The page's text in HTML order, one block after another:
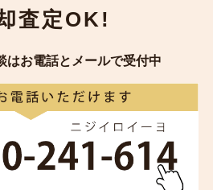
査定OK!
はお電話とメールで受付中